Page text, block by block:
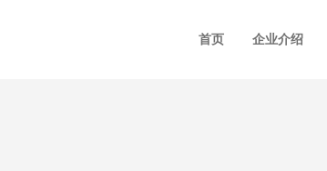
首页 企业介绍